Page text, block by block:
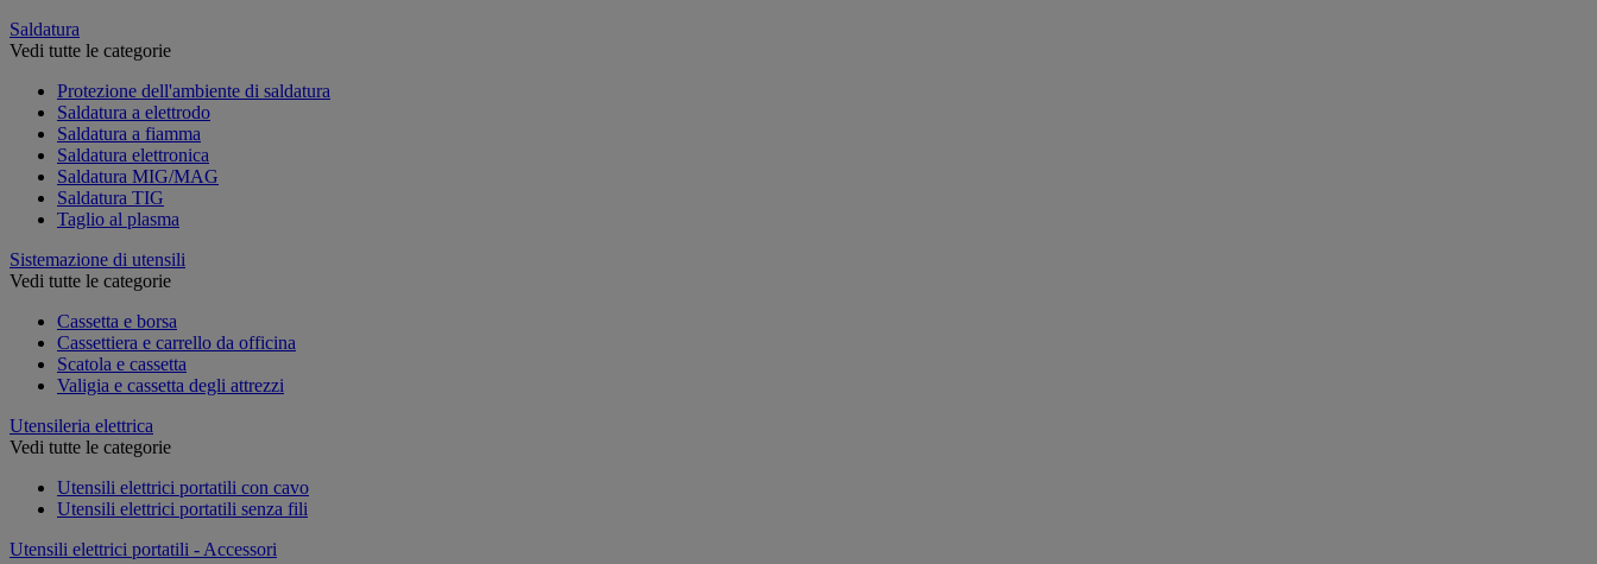
Saldatura
Vedi tutte le categorie
Protezione dell'ambiente di saldatura
Saldatura a elettrodo
Saldatura a fiamma
Saldatura elettronica
Saldatura MIG/MAG
Saldatura TIG
Taglio al plasma
Sistemazione di utensili
Vedi tutte le categorie
Cassetta e borsa
Cassettiera e carrello da officina
Scatola e cassetta
Valigia e cassetta degli attrezzi
Utensileria elettrica
Vedi tutte le categorie
Utensili elettrici portatili con cavo
Utensili elettrici portatili senza fili
Utensili elettrici portatili - Accessori